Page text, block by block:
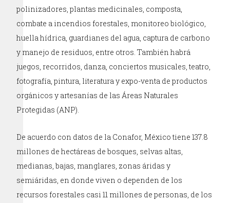
polinizadores, plantas medicinales, composta,
combate a incendios forestales, monitoreo biológico,
huella hídrica, guardianes del agua, captura de carbono
y manejo de residuos, entre otros. También habrá
juegos, recorridos, danza, conciertos musicales, teatro,
fotografía, pintura, literatura y expo-venta de productos
orgánicos y artesanías de las Áreas Naturales
Protegidas (ANP).
De acuerdo con datos de la Conafor, México tiene 137.8
millones de hectáreas de bosques, selvas altas,
medianas, bajas, manglares, zonas áridas y
semiáridas, en donde viven o dependen de los
recursos forestales casi 11 millones de personas, de los